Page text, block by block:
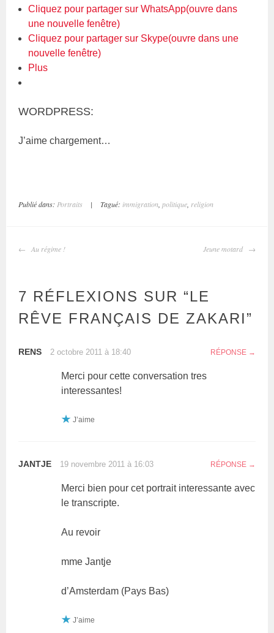
Cliquez pour partager sur WhatsApp(ouvre dans
une nouvelle fenêtre)
Cliquez pour partager sur Skype(ouvre dans une
nouvelle fenêtre)
Plus
WORDPRESS:
J’aime chargement…
Publié dans: Portraits | Tagué:immigration ,politique religion
NAVIGATION
Au régime ! Jeune motard
7 RÉFLEXIONS SUR “LE
RÊVE FRANÇAIS DE ZAKARI”
RENS 2 octobre 2011 à 18:40 RÉPONSE
Merci pour cette conversation tres
interessantes!
J’aime
JANTJE 19 novembre 2011 à 16:03 RÉPONSE
Merci bien pour cet portrait interessante avec
le transcripte.
Au revoir
mme Jantje
d’Amsterdam (Pays Bas)
J’aime